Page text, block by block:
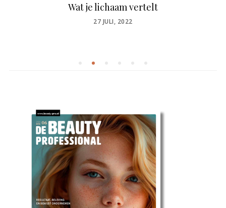
Wat je lichaam vertelt
POSTED
27 JULI, 2022